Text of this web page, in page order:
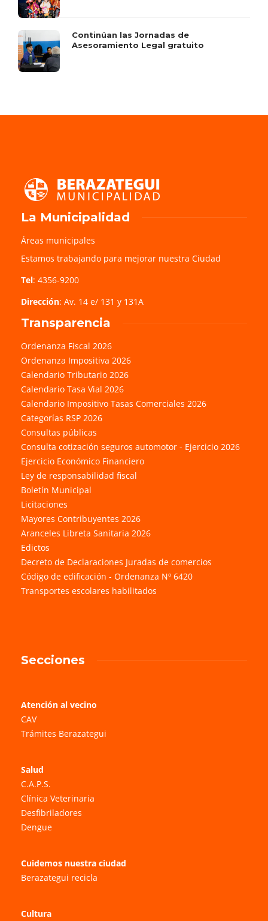
Continúan las Jornadas de
Asesoramiento Legal gratuito
La Municipalidad
Áreas municipales
Estamos trabajando para mejorar nuestra Ciudad
Tel: 4356-9200
Dirección: Av. 14 e/ 131 y 131A
Transparencia
Ordenanza Fiscal 2026
Ordenanza Impositiva 2026
Calendario Tributario 2026
Calendario Tasa Vial 2026
Calendario Impositivo Tasas Comerciales 2026
Categorías RSP 2026
Consultas públicas
Consulta cotización seguros automotor - Ejercicio 2026
Ejercicio Económico Financiero
Ley de responsabilidad fiscal
Boletín Municipal
Licitaciones
Mayores Contribuyentes 2026
Aranceles Libreta Sanitaria 2026
Edictos
Decreto de Declaraciones Juradas de comercios
Código de edificación - Ordenanza Nº 6420
Transportes escolares habilitados
Secciones
Atención al vecino
CAV
Trámites Berazategui
Salud
C.A.P.S.
Clínica Veterinaria
Desfibriladores
Dengue
Cuidemos nuestra ciudad
Berazategui recicla
Cultura